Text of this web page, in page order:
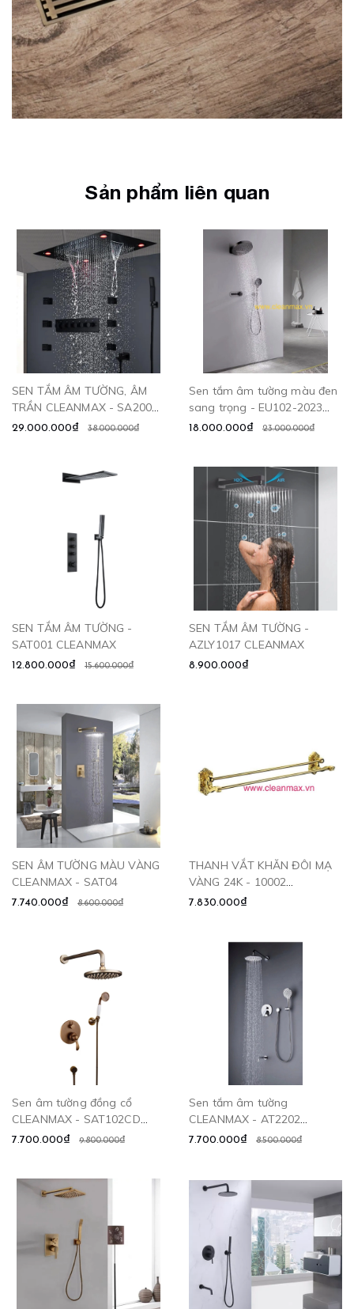
Sản phẩm liên quan
SEN TẮM ÂM TƯỜNG, ÂM
TRẦN CLEANMAX - SA2003
CLEANMAX
29.000.000₫ 38.000.000₫
Sen tắm âm tường màu đen
sang trọng - EU102-2023
CLEANMAX
18.000.000₫ 23.000.000₫
SEN TẮM ÂM TƯỜNG -
SAT001 CLEANMAX
12.800.000₫ 15.600.000₫
SEN TẮM ÂM TƯỜNG -
AZLY1017 CLEANMAX
8.900.000₫
SEN ÂM TƯỜNG MÀU VÀNG
CLEANMAX - SAT04
7.740.000₫ 8.600.000₫
THANH VẮT KHĂN ĐÔI MẠ
VÀNG 24K - 10002
CLEANMAX
7.830.000₫
Sen âm tường đồng cổ
CLEANMAX - SAT102CD
CLEANMAX
7.700.000₫ 9.800.000₫
Sen tắm âm tường
CLEANMAX - AT2202
CLEANMAX
7.700.000₫ 8.500.000₫